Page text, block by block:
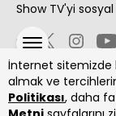
İnternet sitemizde
almak ve
Politikası, daha
Show TV'yi